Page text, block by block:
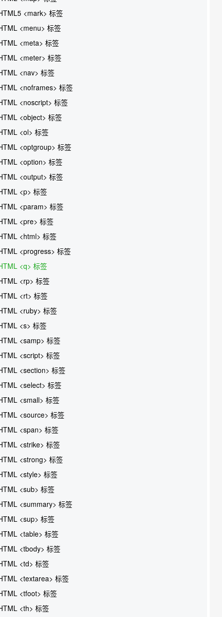
<mark> 标签
<menu> 标签
<meta> 标签
<meter> 标签
<nav> 标签
<noframes> 标签
<noscript> 标签
<object> 标签
<ol> 标签
<optgroup> 标签
<option> 标签
<output> 标签
<p> 标签
<param> 标签
<pre> 标签
<html> 标签
<progress> 标签
<q> 标签
<rp> 标签
<rt> 标签
<ruby> 标签
<s> 标签
<samp> 标签
<script> 标签
<section> 标签
<select> 标签
<small> 标签
<source> 标签
<span> 标签
<strike> 标签
<strong> 标签
<style> 标签
<sub> 标签
<summary> 标签
<sup> 标签
<table> 标签
<tbody> 标签
<td> 标签
<textarea> 标签
<tfoot> 标签
<th> 标签